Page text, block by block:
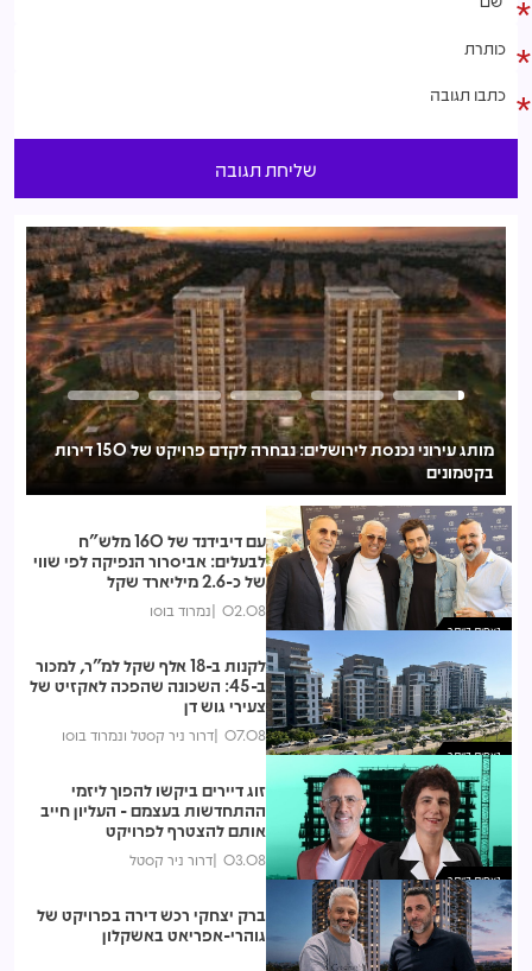
מותג עירוני נכנסת לירושלים: נבחרה לקדם פרויקט של 150 דירות
בקטמונים
נצפות ביותר
עם דיבידנד של 160 מלש"ח
לבעלים: אביסרור הנפיקה לפי שווי
של כ-2.6 מיליארד שקל
02.08 נמרוד בוסו
נצפות ביותר
לקנות ב-18 אלף שקל למ"ר, למכור
ב-45: השכונה שהפכה לאקזיט של
צעירי גוש דן
07.08 דרור ניר קסטל ונמרוד בוסו
נצפות ביותר
זוג דיירים ביקשו להפוך ליזמי
ההתחדשות בעצמם - העליון חייב
אותם להצטרף לפרויקט
03.08 דרור ניר קסטל
ברק יצחקי רכש דירה בפרויקט של
גוהרי-אפריאט באשקלון